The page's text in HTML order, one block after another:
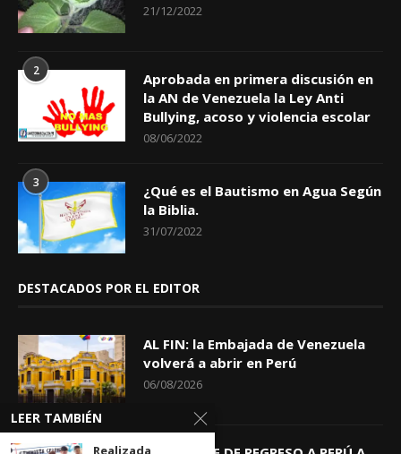
21/12/2022
2
Aprobada en primera discusión en
la AN de Venezuela la Ley Anti
Bullying, acoso y violencia escolar
08/06/2022
3
¿Qué es el Bautismo en Agua Según
la Biblia.
31/07/2022
DESTACADOS POR EL EDITOR
AL FIN: la Embajada de Venezuela
volverá a abrir en Perú
06/08/2026
LEER TAMBIÉN
Realizada